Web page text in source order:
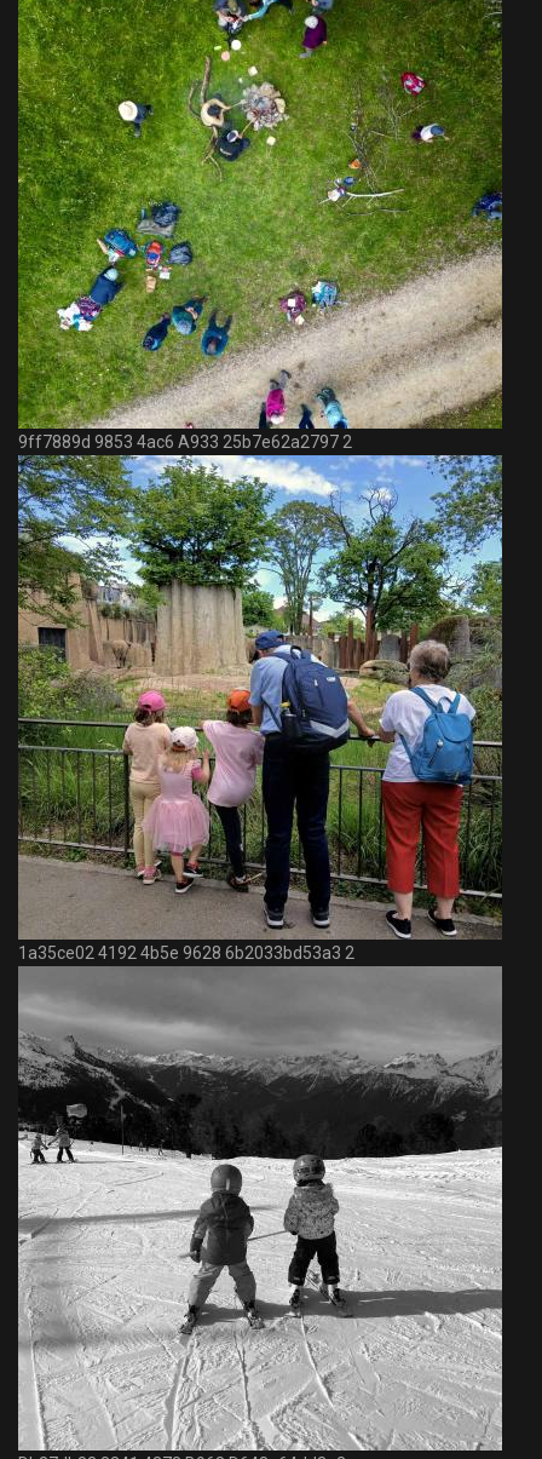
9ff7889d 9853 4ac6 A933 25b7e62a2797 2
1a35ce02 4192 4b5e 9628 6b2033bd53a3 2